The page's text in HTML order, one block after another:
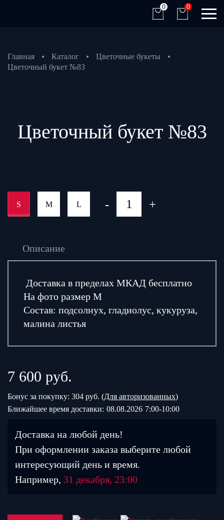
0 0
Главная Каталог
Цветочные букеты
Цветочный букет №83
Цветочный букет №83
S M L - +
Описание
Доставка в пределах МКАД бесплатно
На фото размер М
Состав: подсолнух, гладиолус, кукуруза,
малина листья
7 600 руб.
Бонус за покупку: 304 руб. (Для авторизованных)
Ближайшее время доставки: 08.08.2026 7:00-10:00
Доставка на любой день!
При оформлении заказа выберите любой
интересующий день и время.
Например, 31 декабря, 23:00